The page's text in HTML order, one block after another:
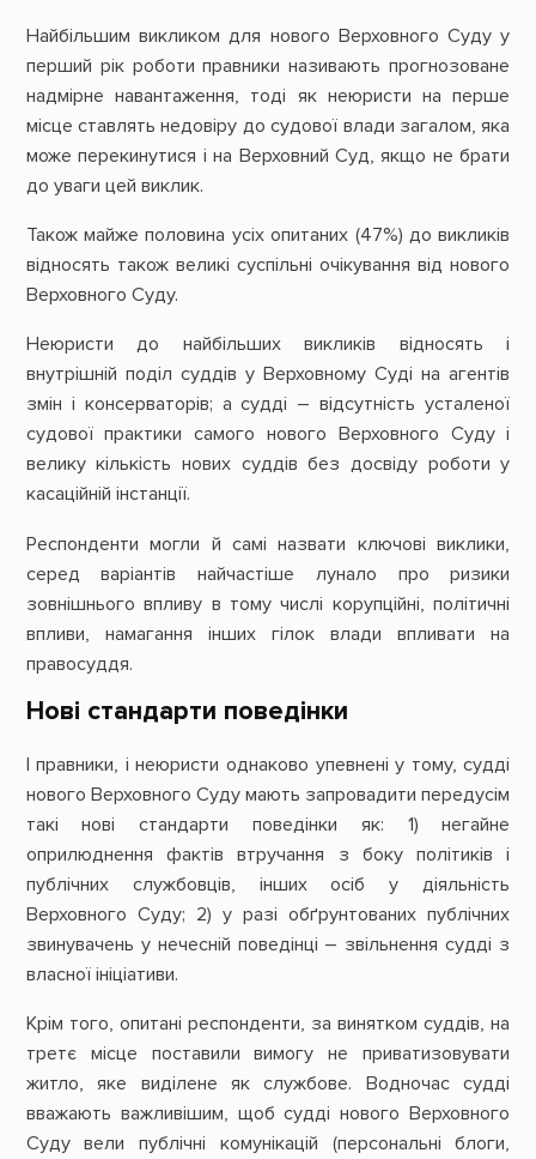
Найбільшим викликом для нового Верховного Суду у
перший рік роботи правники називають прогнозоване
надмірне навантаження, тоді як неюристи на перше
місце ставлять недовіру до судової влади загалом, яка
може перекинутися і на Верховний Суд, якщо не брати
до уваги цей виклик.
Також майже половина усіх опитаних (47%) до викликів
відносять також великі суспільні очікування від нового
Верховного Суду.
Неюристи до найбільших викликів відносять і
внутрішній поділ суддів у Верховному Суді на агентів
змін і консерваторів; а судді – відсутність усталеної
судової практики самого нового Верховного Суду і
велику кількість нових суддів без досвіду роботи у
касаційній інстанції.
Респонденти могли й самі назвати ключові виклики,
серед варіантів найчастіше лунало про ризики
зовнішнього впливу в тому числі корупційні, політичні
впливи, намагання інших гілок влади впливати на
правосуддя.
Нові стандарти поведінки
І правники, і неюристи однаково упевнені у тому, судді
нового Верховного Суду мають запровадити передусім
такі нові стандарти поведінки як: 1) негайне
оприлюднення фактів втручання з боку політиків і
публічних службовців, інших осіб у діяльність
Верховного Суду; 2) у разі обґрунтованих публічних
звинувачень у нечесній поведінці – звільнення судді з
власної ініціативи.
Крім того, опитані респонденти, за винятком суддів, на
третє місце поставили вимогу не приватизовувати
житло, яке виділене як службове. Водночас судді
вважають важливішим, щоб судді нового Верховного
Суду вели публічні комунікацій (персональні блоги,